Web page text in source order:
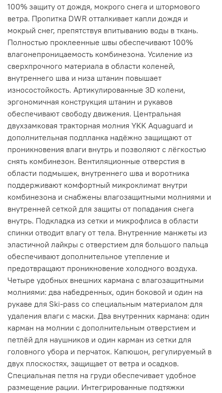
100% защиту от дождя, мокрого снега и штормового
ветра. Пропитка DWR отталкивает капли дождя и
мокрый снег, препятствуя впитыванию воды в ткань.
Полностью проклеенные швы обеспечивают 100%
влагонепроницаемость комбинезона. Усиление из
сверхпрочного материала в области коленей,
внутреннего шва и низа штанин повышает
износостойкость. Артикулированные 3D колени,
эргономичная конструкция штанин и рукавов
обеспечивают свободу движения. Центральная
двухзамковая тракторная молния YKK Aquaguard и
дополнительная подпланка надёжно защищают от
проникновения влаги внутрь и позволяют с лёгкостью
снять комбинезон. Вентиляционные отверстия в
области подмышек, внутреннего шва и воротника
поддерживают комфортный микроклимат внутри
комбинезона и снабжены влагозащитными молниями и
внутренней сеткой для защиты от попадания снега
внутрь. Подкладка из сетки и микрофлиса в области
спинки отводит влагу от тела. Внутренние манжеты из
эластичной лайкры с отверстием для большого пальца
обеспечивают дополнительное утепление и
предотвращают проникновение холодного воздуха.
Четыре удобных внешних кармана с влагозащитными
молниями: два набедренных, один боковой и один на
рукаве для Ski-pass со специальным материалом для
удаления влаги с маски. Два внутренних кармана: один
карман на молнии с дополнительным отверстием и
петлёй для наушников и один карман из сетки для
головного убора и перчаток. Капюшон, регулируемый в
двух плоскостях, защищает от ветра и осадков.
Специальная петля на груди обеспечивает удобное
размещение рации. Интегрированные подтяжки